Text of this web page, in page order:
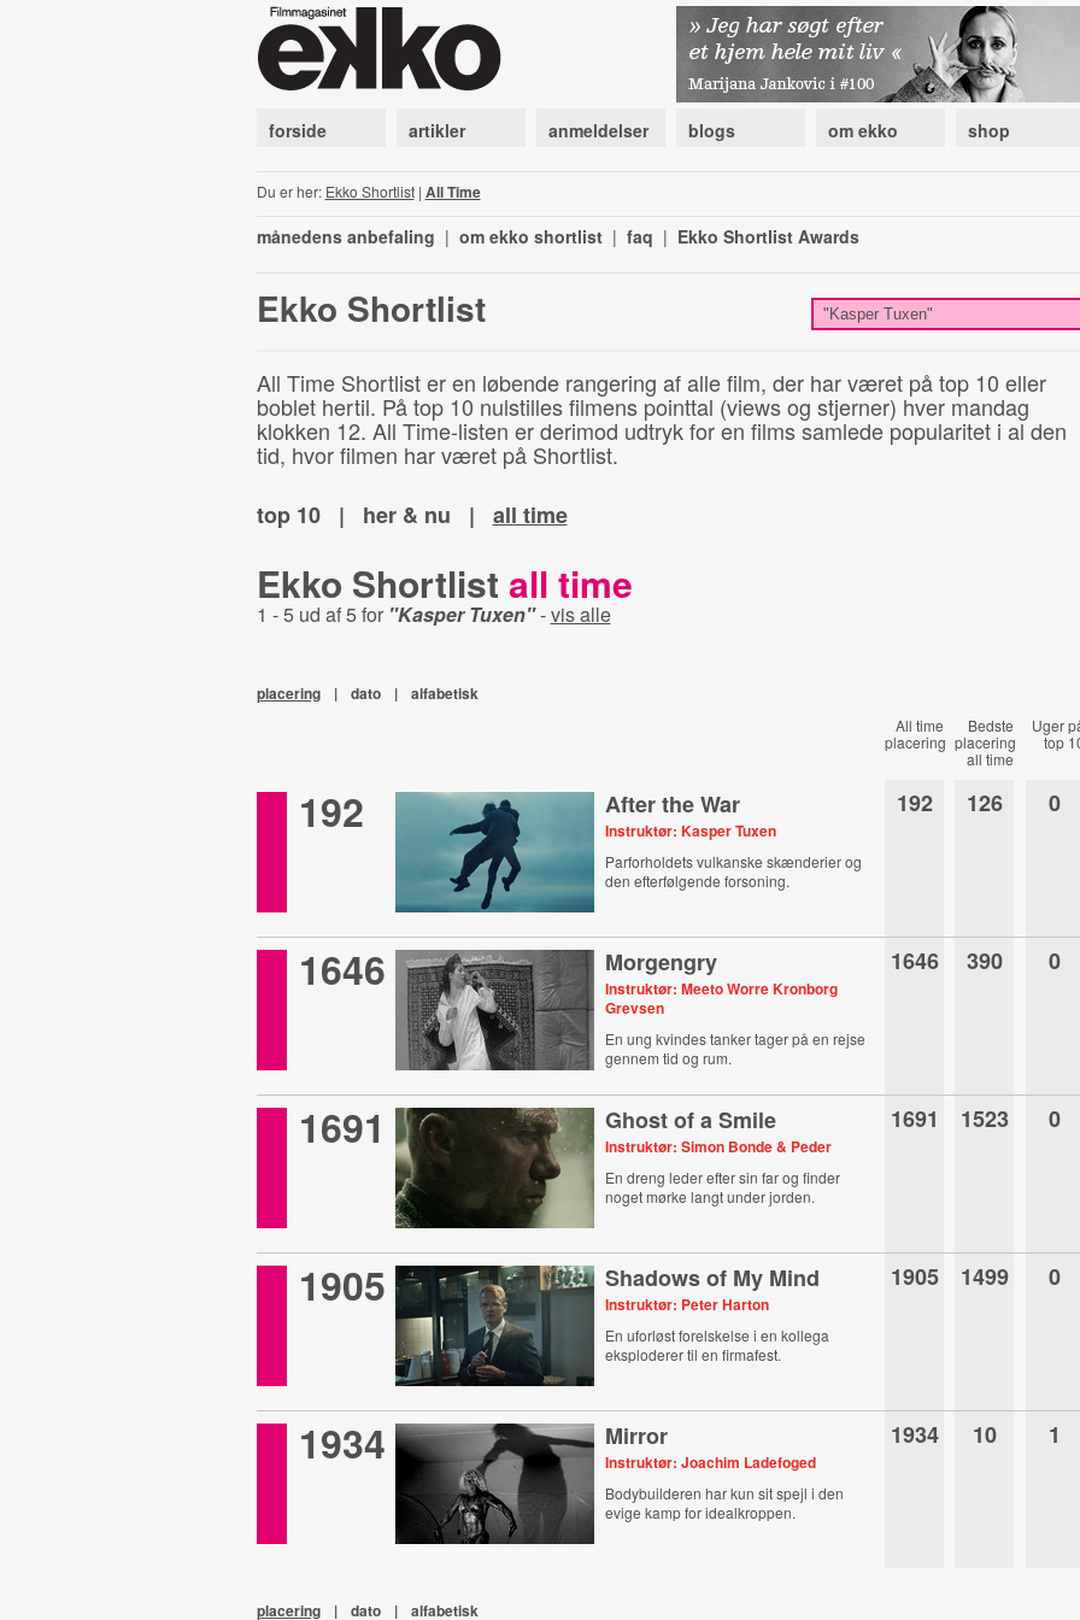
forside artikler anmeldelser blogs om ekko shop
Du er her: Ekko Shortlist| All Time
månedens anbefaling | om ekko shortlist | faq | Ekko Shortlist Awards
Ekko Shortlist
All Time Shortlist er en løbende rangering af alle film, der har været på top 10 eller
boblet hertil. På top 10 nulstilles filmens pointtal (views og stjerner) hver mandag
klokken 12. All Time-listen er derimod udtryk for en films samlede popularitet i al den
tid, hvor filmen har været på Shortlist.
top 10
| her & nu | all time
Ekko Shortlist all time
1 - 5 ud af 5 for "Kasper Tuxen"-vis alle
placering | dato | alfabetisk
All time
placering
Bedste
placering
all time
Uger
top
192 After the War
Instruktør: Kasper Tuxen
Parforholdets vulkanske skænderier og
den efterfølgende forsoning.
192 126 0
1646 Morgengry
Instruktør: Meeto Worre Kronborg
Grevsen
En ung kvindes tanker tager på en rejse
gennem tid og rum.
1646 390 0
1691 Ghost of a Smile
Instruktør: Simon Bonde & Peder
En dreng leder efter sin far og finder
noget mørke langt under jorden.
1691 1523 0
1905 Shadows of My Mind
Instruktør: Peter Harton
En uforløst forelskelse i en kollega
eksploderer til en firmafest.
1905 1499 0
1934 Mirror
Instruktør: Joachim Ladefoged
Bodybuilderen har kun sit spejl i den
evige kamp for idealkroppen.
1934 10 1
placering | dato | alfabetisk